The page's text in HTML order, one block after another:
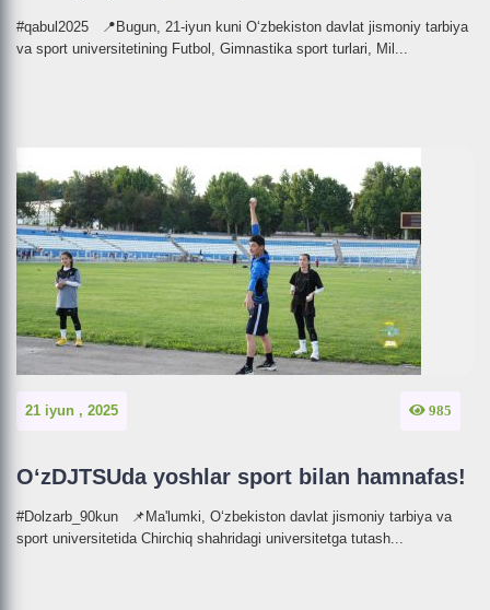
#qabul2025 📍Bugun, 21-iyun kuni O‘zbekiston davlat jismoniy tarbiya
va sport universitetining Futbol, Gimnastika sport turlari, Mil...
21 iyun , 2025 985
O‘zDJTSUda yoshlar sport bilan hamnafas!
#Dolzarb_90kun 📌Ma'lumki, O‘zbekiston davlat jismoniy tarbiya va
sport universitetida Chirchiq shahridagi universitetga tutash...